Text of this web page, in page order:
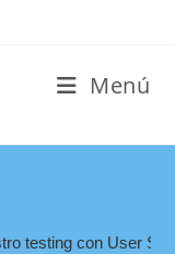
Menú
testing con User